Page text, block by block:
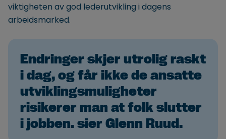
viktigheten av god lederutvikling i dagens
arbeidsmarked.
Endringer skjer utrolig raskt
i dag, og får ikke de ansatte
utviklingsmuligheter
risikerer man at folk slutter
i jobben. sier Glenn Ruud.